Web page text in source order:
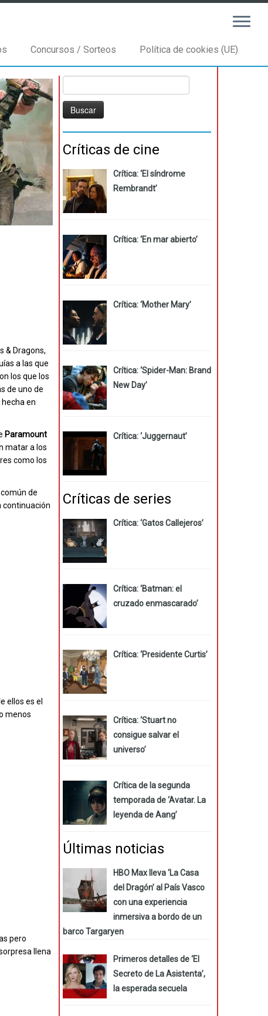
Concursos / Sorteos Política de cookies (UE)
& Dragons,
a las que
los que los
de uno de
en
Paramount
matar a los
como los
de
continuación
ellos es el
menos
pero
llena
Críticas de cine
Crítica: ‘El síndrome
Rembrandt’
Crítica: ‘En mar abierto’
Crítica: ‘Mother Mary’
Crítica: ‘Spider-Man: Brand
New Day’
Crítica: ‘Juggernaut’
Críticas de series
Crítica: ‘Gatos Callejeros’
Crítica: ‘Batman: el
cruzado enmascarado’
Crítica: ‘Presidente Curtis’
Crítica: ‘Stuart no
consigue salvar el
universo’
Crítica de la segunda
temporada de ‘Avatar. La
leyenda de Aang’
Últimas noticias
HBO Max lleva ‘La Casa
del Dragón’ al País Vasco
con una experiencia
inmersiva a bordo de un
barco Targaryen
Primeros detalles de ‘El
Secreto de La Asistenta’,
la esperada secuela